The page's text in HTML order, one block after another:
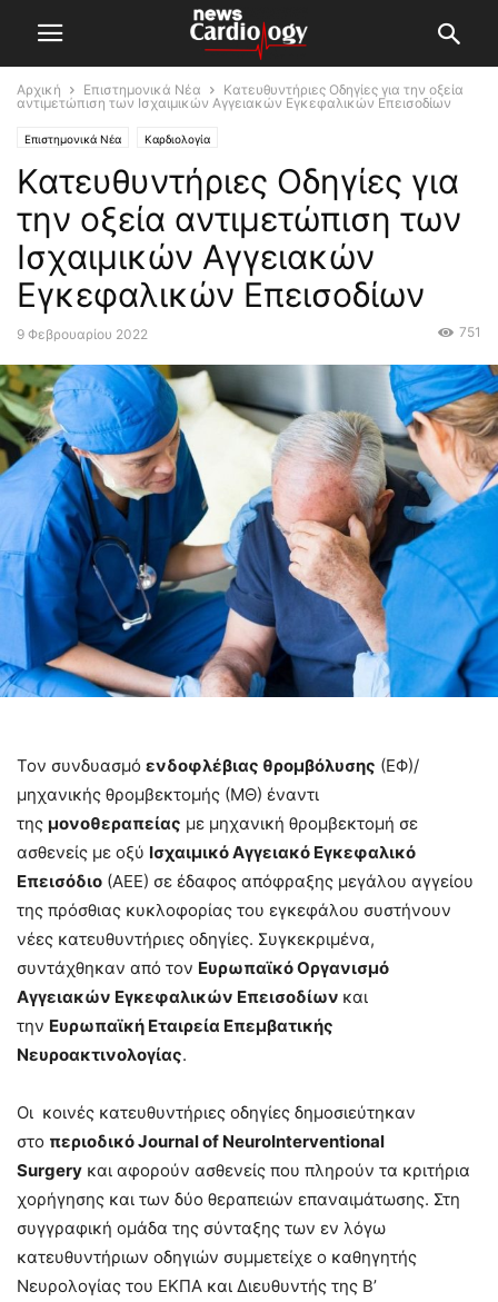
Αρχική Επιστημονικά Νέα
Κατευθυντήριες Οδηγίες για την οξεία
αντιμετώπιση των Ισχαιμικών Αγγειακών Εγκεφαλικών Επεισοδίων
Επιστημονικά Νέα Καρδιολογία
Κατευθυντήριες Οδηγίες για
την οξεία αντιμετώπιση των
Ισχαιμικών Αγγειακών
Εγκεφαλικών Επεισοδίων
9 Φεβρουαρίου 2022 751
Τον συνδυασμό ενδοφλέβιας θρομβόλυσης (ΕΦ)/
μηχανικής θρομβεκτομής (ΜΘ) έναντι
της μονοθεραπείας με μηχανική θρομβεκτομή σε
ασθενείς με οξύ Ισχαιμικό Αγγειακό Εγκεφαλικό
Επεισόδιο (ΑΕΕ) σε έδαφος απόφραξης μεγάλου αγγείου
της πρόσθιας κυκλοφορίας του εγκεφάλου συστήνουν
νέες κατευθυντήριες οδηγίες. Συγκεκριμένα,
συντάχθηκαν από τον Ευρωπαϊκό Οργανισμό
Αγγειακών Εγκεφαλικών Επεισοδίων και
την Ευρωπαϊκή Εταιρεία Επεμβατικής
Νευροακτινολογίας.
Οι κοινές κατευθυντήριες οδηγίες δημοσιεύτηκαν
στο περιοδικό Journal of NeuroInterventional
Surgery και αφορούν ασθενείς που πληρούν τα κριτήρια
χορήγησης και των δύο θεραπειών επαναιμάτωσης. Στη
συγγραφική ομάδα της σύνταξης των εν λόγω
κατευθυντήριων οδηγιών συμμετείχε ο καθηγητής
Νευρολογίας του ΕΚΠΑ και Διευθυντής της Β’